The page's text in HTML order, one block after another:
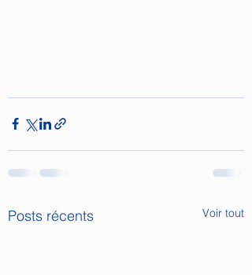
Posts récents Voir tout